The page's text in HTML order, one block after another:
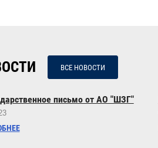
ВСЕ НОВОСТИ
письмо от АО "ШЗГ"